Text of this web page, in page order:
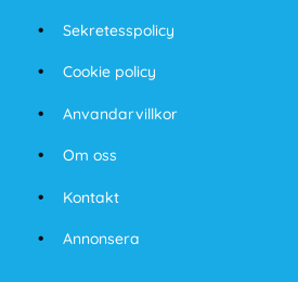
Sekretesspolicy
Cookie policy
Anvandarvillkor
Om oss
Kontakt
Annonsera